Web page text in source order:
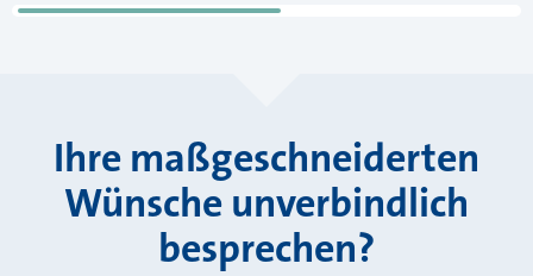
Ihre maßgeschneiderten
Wünsche unverbindlich
besprechen?